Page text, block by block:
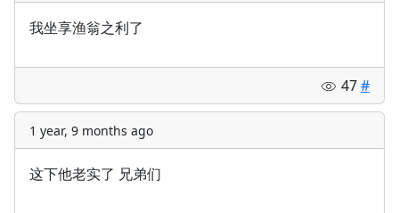
我坐享渔翁之利了
47#
1 year, 9 months ago
这下他老实了 兄弟们